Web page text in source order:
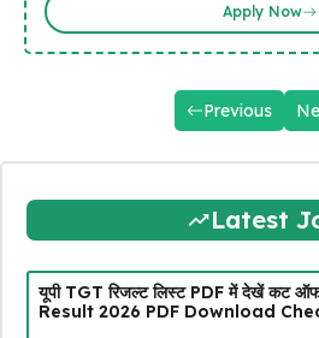
Apply Now
Previous
Latest
यूपी TGT रिजल्ट लिस्ट PDF में देखें कट ऑफ
Result 2026 PDF Download